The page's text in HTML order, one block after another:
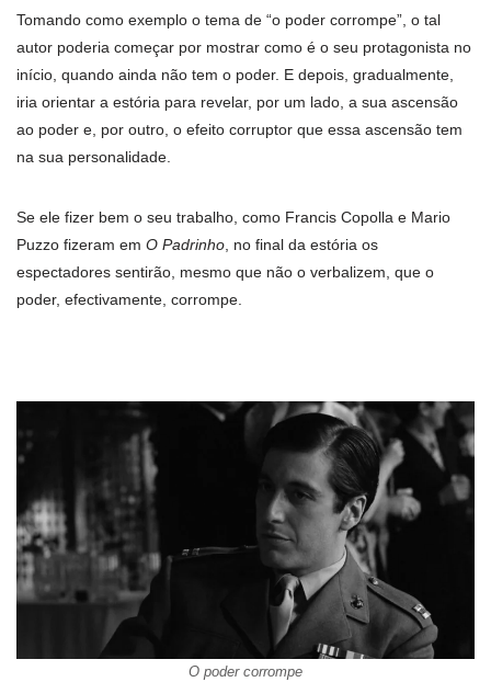
Tomando como exemplo o tema de “o poder corrompe”, o tal
autor poderia começar por mostrar como é o seu protagonista no
início, quando ainda não tem o poder. E depois, gradualmente,
iria orientar a estória para revelar, por um lado, a sua ascensão
ao poder e, por outro, o efeito corruptor que essa ascensão tem
na sua personalidade.
Se ele fizer bem o seu trabalho, como Francis Copolla e Mario
Puzzo fizeram em O Padrinho , no final da estória os
espectadores sentirão, mesmo que não o verbalizem, que o
poder, efectivamente, corrompe.
O poder corrompe